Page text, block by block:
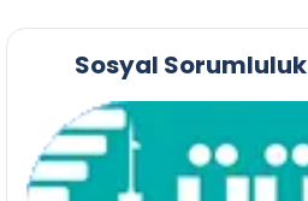
Sosyal